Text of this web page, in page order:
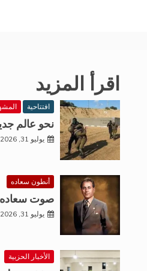
اقرأ المزيد
افتتاحية
نحو عالم
يوليو 31, 2026
أنطون سعاده
صوت سعاده
يوليو 31, 2026
الأخبار الحزبية